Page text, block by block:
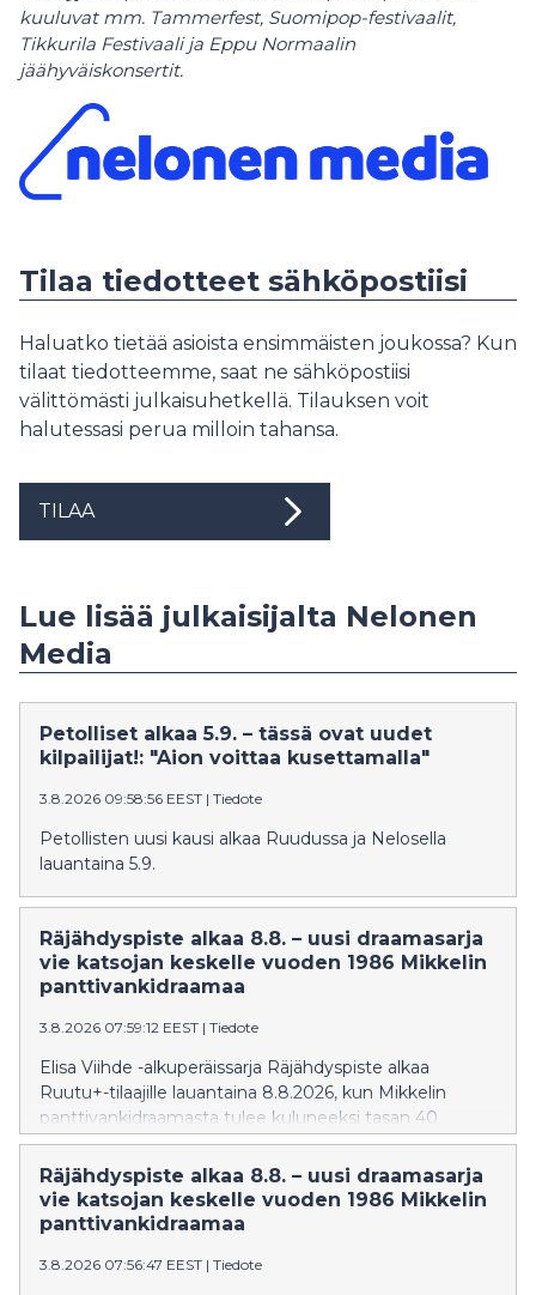
kuuluvat mm. Tammerfest, Suomipop-festivaalit,
Tikkurila Festivaali ja Eppu Normaalin
jäähyväiskonsertit.
Tilaa tiedotteet sähköpostiisi
Haluatko tietää asioista ensimmäisten joukossa? Kun
tilaat tiedotteemme, saat ne sähköpostiisi
välittömästi julkaisuhetkellä. Tilauksen voit
halutessasi perua milloin tahansa.
TILAA
Lue lisää julkaisijalta Nelonen
Media
Petolliset alkaa 5.9. – tässä ovat uudet
kilpailijat!: "Aion voittaa kusettamalla"
3.8.2026 09:58:56 EEST | Tiedote
Petollisten uusi kausi alkaa Ruudussa ja Nelosella
lauantaina 5.9.
Räjähdyspiste alkaa 8.8. – uusi draamasarja
vie katsojan keskelle vuoden 1986 Mikkelin
panttivankidraamaa
3.8.2026 07:59:12 EEST | Tiedote
Elisa Viihde -alkuperäissarja Räjähdyspiste alkaa
Ruutu+-tilaajille lauantaina 8.8.2026, kun Mikkelin
panttivankidraamasta tulee kuluneeksi tasan 40
vuotta. Kuusiosainen sarja tarkastelee tapahtumia
kaappaajan, panttivankien ja poliisin näkökulmista.
Räjähdyspiste alkaa 8.8. – uusi draamasarja
vie katsojan keskelle vuoden 1986 Mikkelin
panttivankidraamaa
3.8.2026 07:56:47 EEST | Tiedote